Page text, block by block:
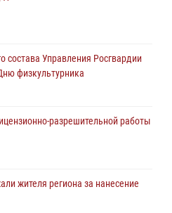
состава Управления Росгвардии
физкультурника
разрешительной работы
жителя региона за нанесение